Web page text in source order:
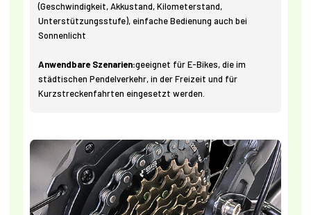
(Geschwindigkeit, Akkustand, Kilometerstand,
Unterstützungsstufe), einfache Bedienung auch bei
Sonnenlicht
Anwendbare Szenarien:geeignet für E-Bikes, die im
städtischen Pendelverkehr, in der Freizeit und für
Kurzstreckenfahrten eingesetzt werden.